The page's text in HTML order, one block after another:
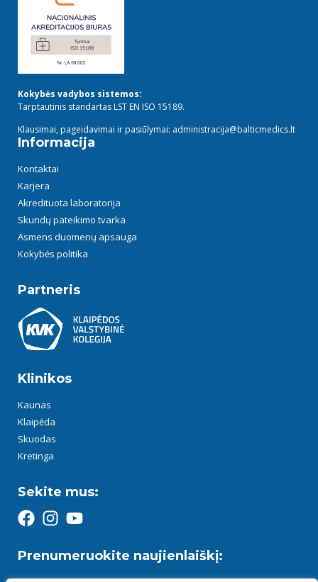
Kokybės vadybos sistemos:
Tarptautinis standartas LST EN ISO 15189.
Klausimai, pageidavimai ir pasiūlymai: administracija@balticmedics.lt
Informacija
Kontaktai
Karjera
Akredituota laboratorija
Skundų pateikimo tvarka
Asmens duomenų apsauga
Kokybės politika
Partneris
Klinikos
Kaunas
Klaipėda
Skuodas
Kretinga
Sekite mus:
Prenumeruokite naujienlaiškį: